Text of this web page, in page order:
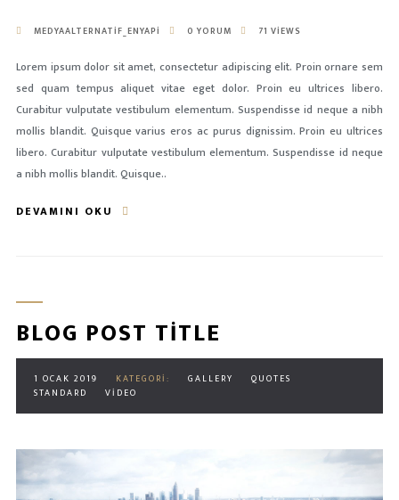
MEDYAALTERNATIF_ENYAPI 0 YORUM 71 VIEWS
Lorem ipsum dolor sit amet, consectetur adipiscing elit. Proin ornare sem
sed quam tempus aliquet vitae eget dolor. Proin eu ultrices libero.
Curabitur vulputate vestibulum elementum. Suspendisse id neque a nibh
mollis blandit. Quisque varius eros ac purus dignissim. Proin eu ultrices
libero. Curabitur vulputate vestibulum elementum. Suspendisse id neque
a nibh mollis blandit. Quisque..
DEVAMINI OKU
BLOG POST TITLE
1 OCAK 2019 KATEGORI: GALLERY
QUOTES
STANDARD
VIDEO